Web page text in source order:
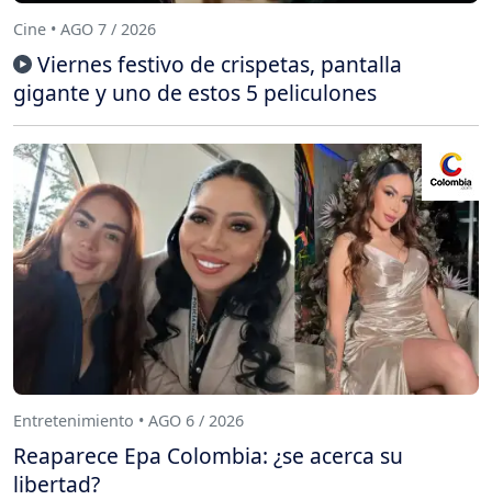
Cine • AGO 7 / 2026
Viernes festivo de crispetas, pantalla
gigante y uno de estos 5 peliculones
Entretenimiento • AGO 6 / 2026
Reaparece Epa Colombia: ¿se acerca su
libertad?